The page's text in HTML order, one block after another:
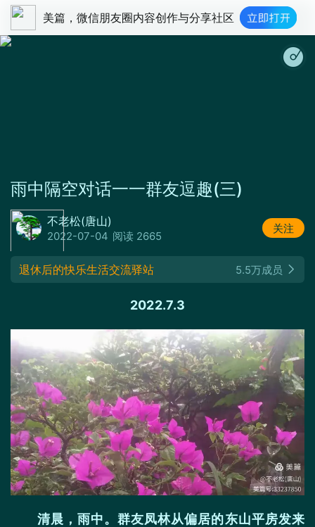
美篇，微信朋友圈内容创作与分享社区
雨中隔空对话一一群友逗趣(三)
不老松(唐山)
2022-07-04 阅读 2665
关注
退休后的快乐生活交流驿站 5.5万成员
2022.7.3
清晨，雨中。群友凤林从偏居的东山平房发来